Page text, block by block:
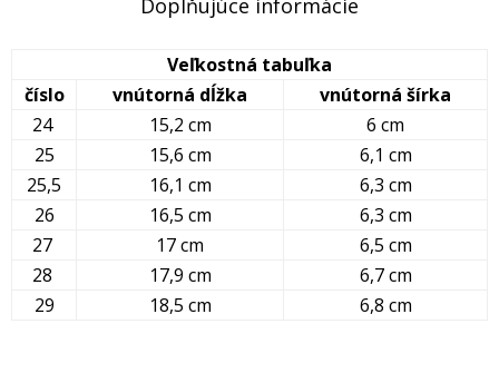
Veľkostná tabuľka
číslo
vnútorná dĺžka
vnútorná šírka
24
15,2 cm
6 cm
25
15,6 cm
6,1 cm
25,5
16,1 cm
6,3 cm
26
16,5 cm
6,3 cm
27
17 cm
6,5 cm
28
17,9 cm
6,7 cm
29
18,5 cm 6,8 cm